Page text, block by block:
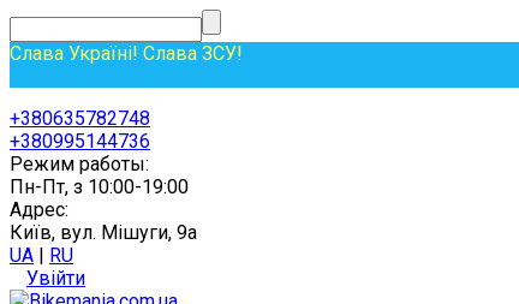
Слава Україні! Слава ЗСУ!
+380635782748
+380995144736
Режим работы:
Пн-Пт, з 10:00-19:00
Адрес:
Київ, вул. Мішуги, 9а
UA | RU
Увійти